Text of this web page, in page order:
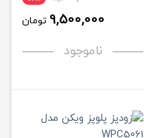
9,500,000 تومان
ناموجود